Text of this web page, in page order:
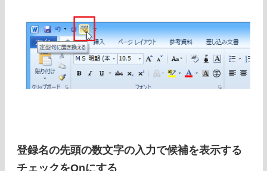
登録名の先頭の数文字の入力で候補を表示する
チェックをOnにする